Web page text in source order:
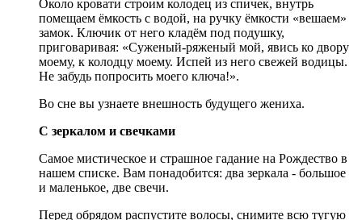
Около кровати строим колодец из спичек, внутрь
помещаем ёмкость с водой, на ручку ёмкости «вешаем»
замок. Ключик от него кладём под подушку,
приговаривая: «Суженый-ряженый мой, явись ко двору
моему, к колодцу моему. Испей из него свежей водицы.
Не забудь попросить моего ключа!».
Во сне вы узнаете внешность будущего жениха.
С зеркалом и свечками
Самое мистическое и страшное гадание на Рождество в
нашем списке. Вам понадобится: два зеркала - большое
и маленькое, две свечи.
Перед обрядом распустите волосы, снимите всю тугую